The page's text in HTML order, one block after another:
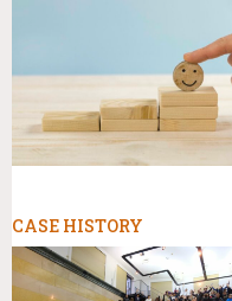
CASE HISTORY